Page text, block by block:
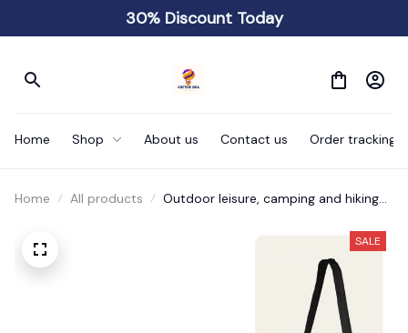
30% Discount Today
Home Shop About us Contact us Order tracking
Home All products
Outdoor leisure, camping and hiking
SALE